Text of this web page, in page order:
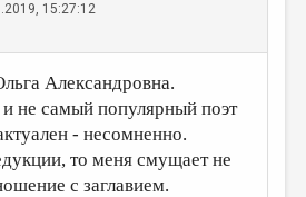
15:27:12
Александровна.
не самый популярный поэт
- несомненно.
то меня смущает не
с заглавием.